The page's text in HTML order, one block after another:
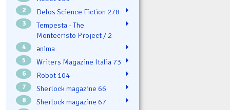
2 Delos Science Fiction 278
3
Tempesta - The
Montecristo Project / 2
4 ənima
5 Writers Magazine Italia 73
6 Robot 104
7 Sherlock magazine 66
8 Sherlock magazine 67